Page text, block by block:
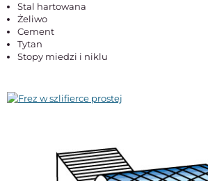
Stal hartowana
Żeliwo
Cement
Tytan
Stopy miedzi i niklu